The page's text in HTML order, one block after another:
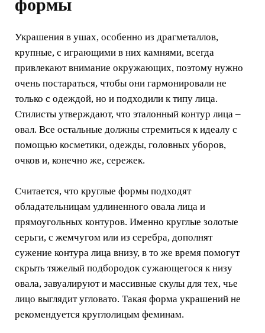
формы
Украшения в ушах, особенно из драгметаллов,
крупные, с играющими в них камнями, всегда
привлекают внимание окружающих, поэтому нужно
очень постараться, чтобы они гармонировали не
только с одеждой, но и подходили к типу лица.
Стилисты утверждают, что эталонный контур лица –
овал. Все остальные должны стремиться к идеалу с
помощью косметики, одежды, головных уборов,
очков и, конечно же, сережек.
Считается, что круглые формы подходят
обладательницам удлиненного овала лица и
прямоугольных контуров. Именно круглые золотые
серьги, с жемчугом или из серебра, дополнят
сужение контура лица внизу, в то же время помогут
скрыть тяжелый подбородок сужающегося к низу
овала, завуалируют и массивные скулы для тех, чье
лицо выглядит угловато. Такая форма украшений не
рекомендуется круглолицым феминам.